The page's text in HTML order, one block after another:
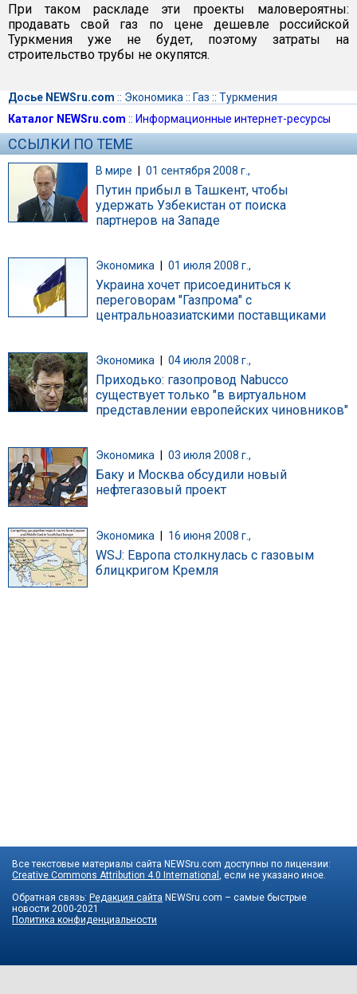
При таком раскладе эти проекты маловероятны:
продавать свой газ по цене дешевле российской
Туркмения уже не будет, поэтому затраты на
строительство трубы не окупятся.
Досье NEWSru.com :: Экономика :: Газ :: Туркмения
Каталог NEWSru.com :: Информационные интернет-ресурсы
ССЫЛКИ ПО ТЕМЕ
В мире | 01 сентября 2008 г.,
Путин прибыл в Ташкент, чтобы
удержать Узбекистан от поиска
партнеров на Западе
Экономика 01 июля 2008 г.,
Украина хочет присоединиться к
переговорам "Газпрома" с
центральноазиатскими поставщиками
Экономика 04 июля 2008 г.,
Приходько: газопровод Nabucco
существует только "в виртуальном
представлении европейских чиновников"
Экономика 03 июля 2008 г.,
Баку и Москва обсудили новый
нефтегазовый проект
Экономика | 16 июня 2008 г.,
WSJ: Европа столкнулась с газовым
блицкригом Кремля
Все текстовые материалы сайта NEWSru.com доступны по лицензии:
Creative Commons Attribution 4.0 International , если не указано иное.
Обратная связь: Редакция сайта NEWSru.com – самые быстрые
новости 2000-2021
Политика конфиденциальности